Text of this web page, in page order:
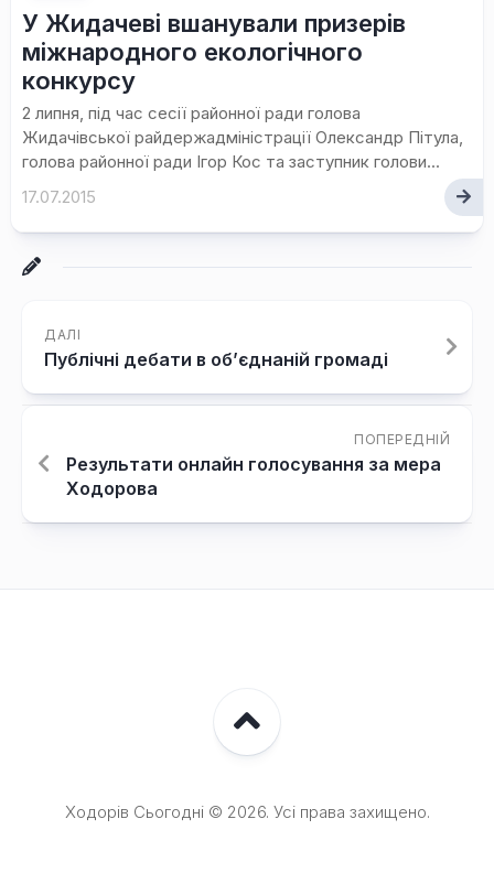
У Жидачеві вшанували призерів
міжнародного екологічного
конкурсу
2 липня, під час сесії районної ради голова
Жидачівської райдержадміністрації Олександр Пітула,
голова районної ради Ігор Кос та заступник голови...
17.07.2015
ДАЛІ
Публічні дебати в об’єднаній громаді
ПОПЕРЕДНІЙ
Результати онлайн голосування за мера
Ходорова
Ходорів Сьогодні © 2026. Усі права захищено.